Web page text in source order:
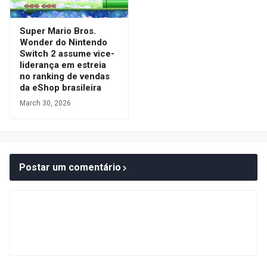
Super Mario Bros.
Wonder do Nintendo
Switch 2 assume vice-
liderança em estreia
no ranking de vendas
da eShop brasileira
March 30, 2026
Postar um comentário